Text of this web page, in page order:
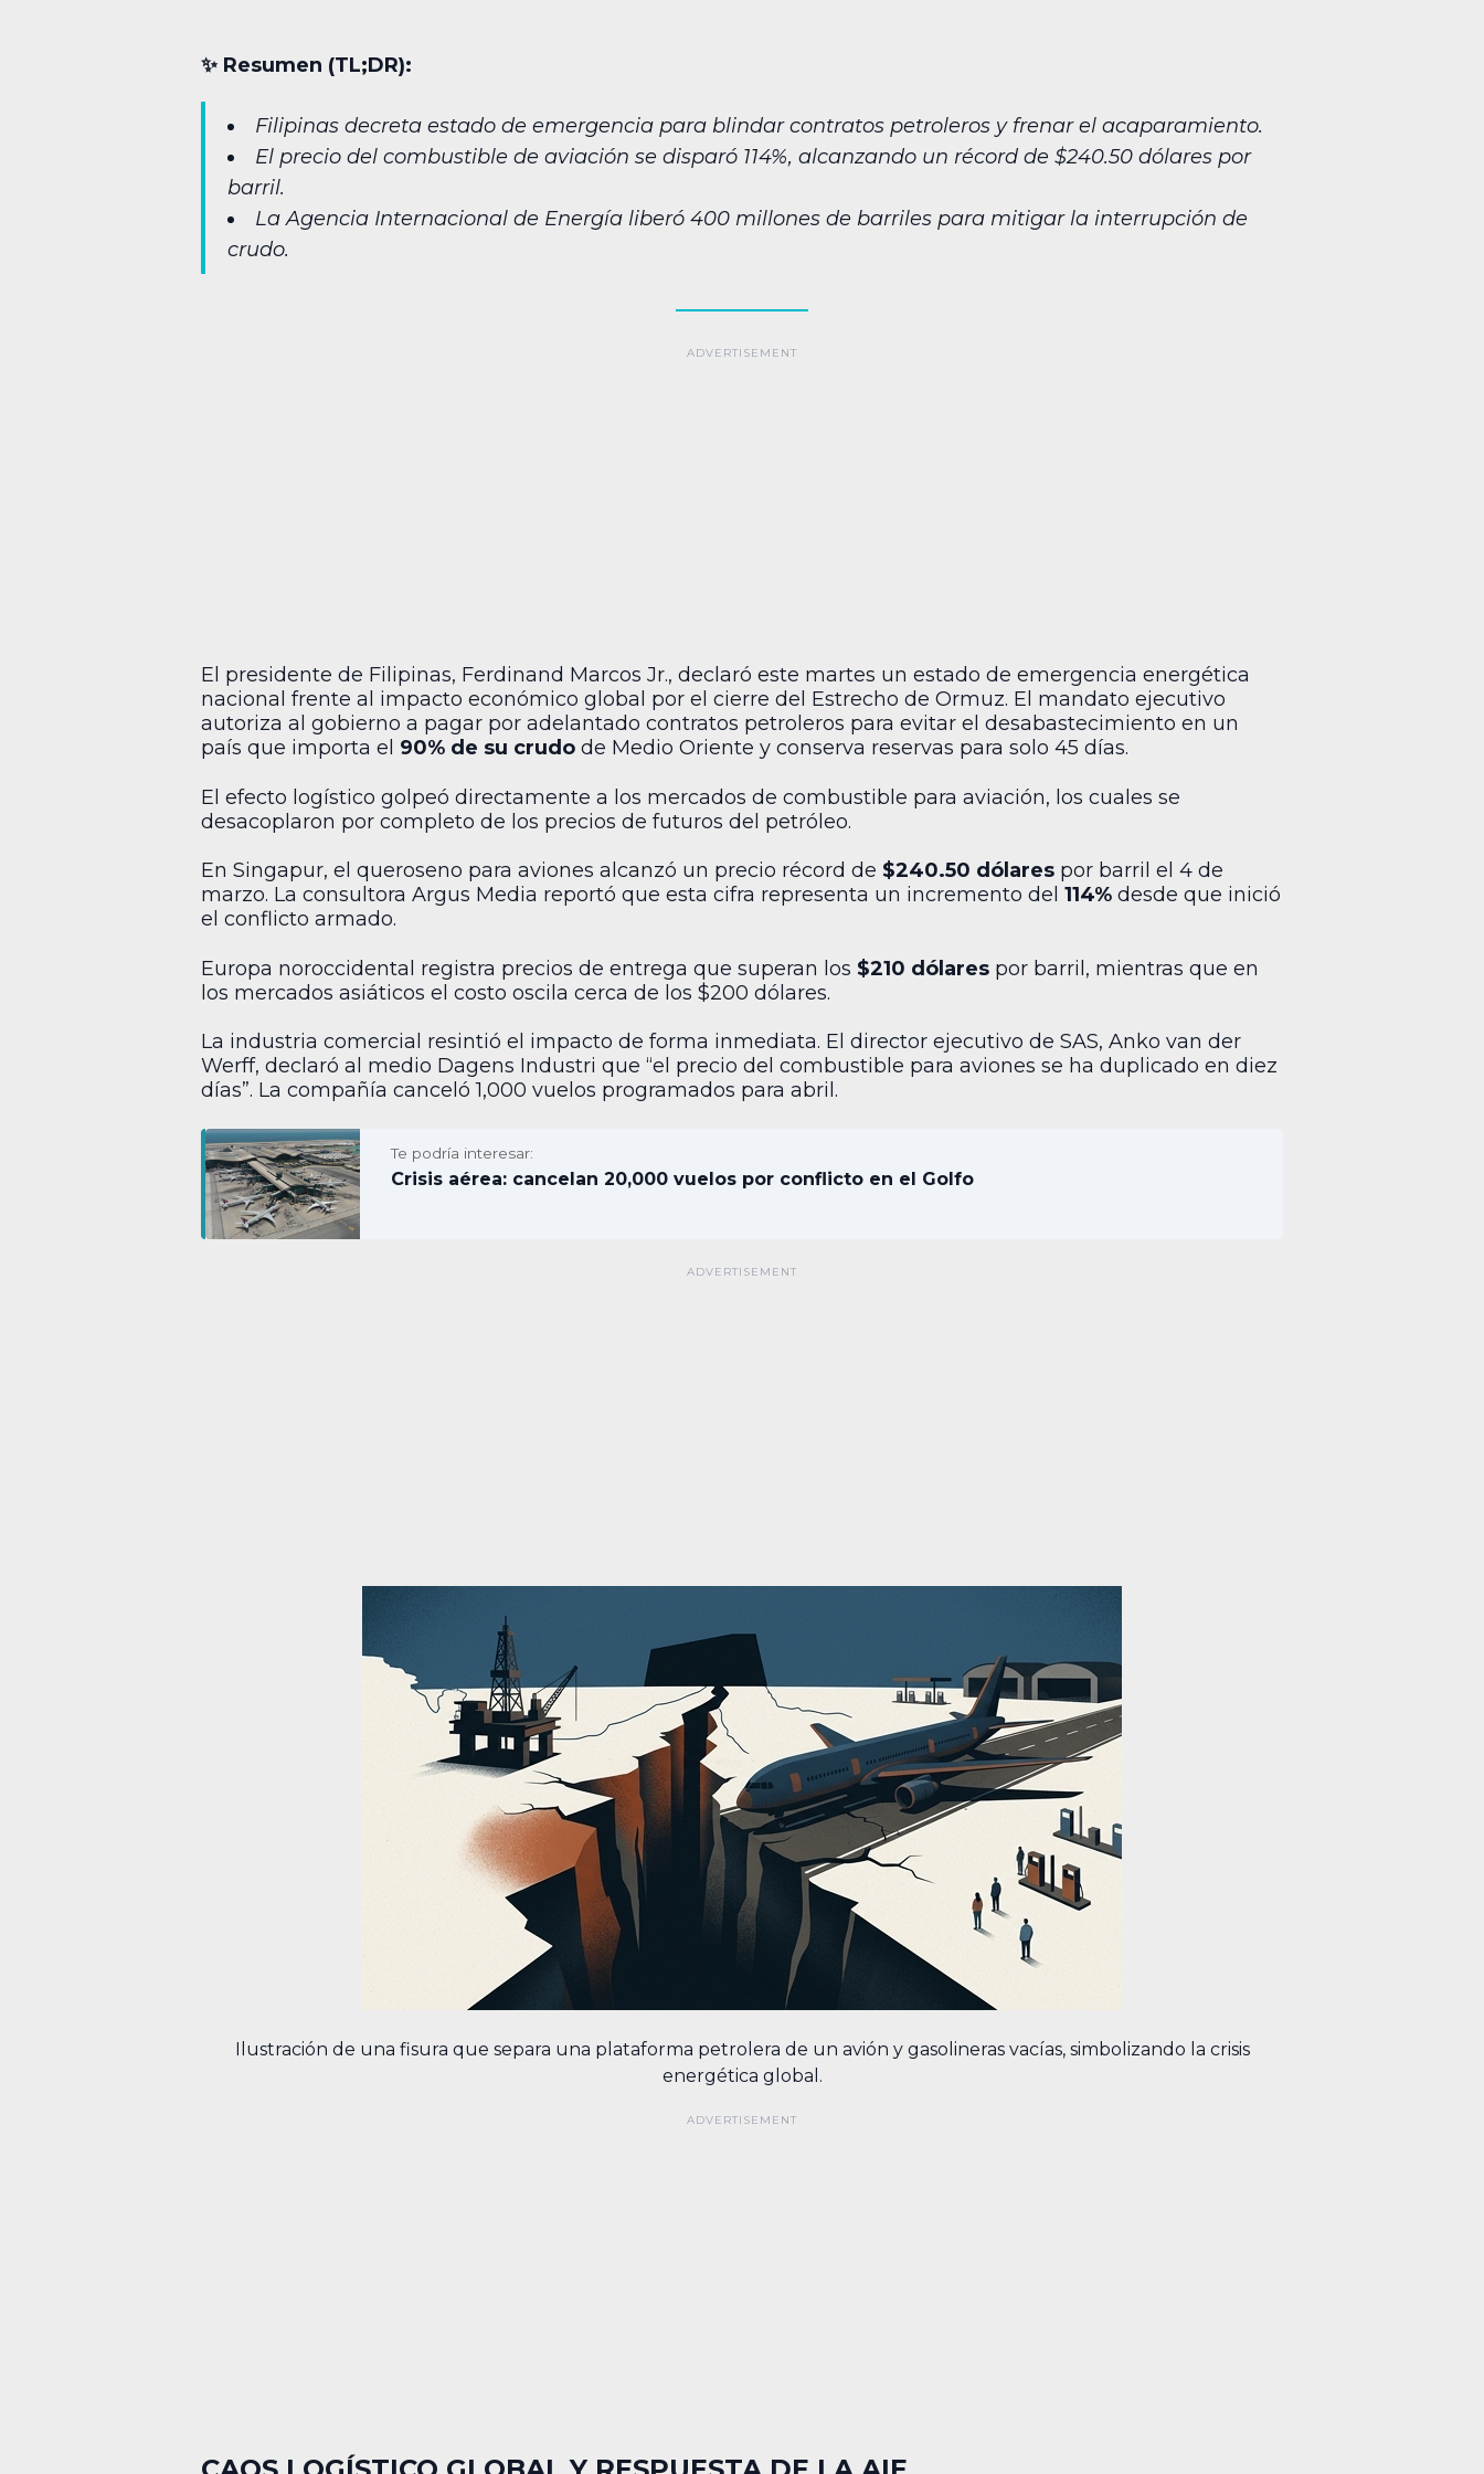
✨︎ Resumen (TL;DR):
Filipinas decreta estado de emergencia para blindar contratos petroleros y frenar el acaparamiento.
El precio del combustible de aviación se disparó 114%, alcanzando un récord de $240.50 dólares por
barril.
La Agencia Internacional de Energía liberó 400 millones de barriles para mitigar la interrupción de
crudo.
El presidente de Filipinas, Ferdinand Marcos Jr., declaró este martes un estado de emergencia energética
nacional frente al impacto económico global por el cierre del Estrecho de Ormuz. El mandato ejecutivo
autoriza al gobierno a pagar por adelantado contratos petroleros para evitar el desabastecimiento en un
país que importa el 90% de su crudo de Medio Oriente y conserva reservas para solo 45 días.
El efecto logístico golpeó directamente a los mercados de combustible para aviación, los cuales se
desacoplaron por completo de los precios de futuros del petróleo.
En Singapur, el queroseno para aviones alcanzó un precio récord de $240.50 dólares por barril el 4 de
marzo. La consultora Argus Media reportó que esta cifra representa un incremento del 114% desde que inició
el conflicto armado.
Europa noroccidental registra precios de entrega que superan los $210 dólares por barril, mientras que en
los mercados asiáticos el costo oscila cerca de los $200 dólares.
La industria comercial resintió el impacto de forma inmediata. El director ejecutivo de SAS, Anko van der
Werff, declaró al medio Dagens Industri que “el precio del combustible para aviones se ha duplicado en diez
días”. La compañía canceló 1,000 vuelos programados para abril.
Te podría interesar:
Crisis aérea: cancelan 20,000 vuelos por conflicto en el Golfo
Ilustración de una fisura que separa una plataforma petrolera de un avión y gasolineras vacías, simbolizando la crisis
energética global.